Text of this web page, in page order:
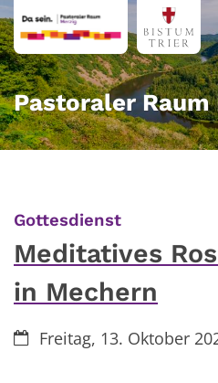
Zum Inhalt springen
Pastoraler Raum
Gottesdienst:
Meditatives
in Mechern
Datum:Freitag, 13. Oktober